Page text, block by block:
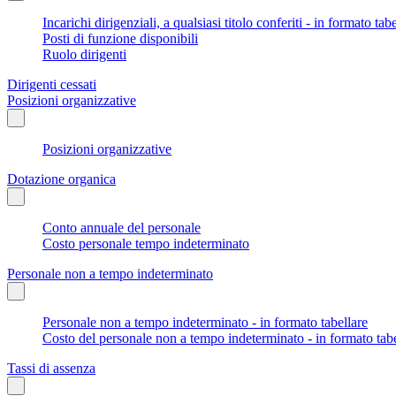
Incarichi dirigenziali, a qualsiasi titolo conferiti - in formato
Posti di funzione disponibili
Ruolo dirigenti
Dirigenti cessati
Posizioni organizzative
Posizioni organizzative
Dotazione organica
Conto annuale del personale
Costo personale tempo indeterminato
Personale non a tempo indeterminato
Personale non a tempo indeterminato - in formato tabellare
Costo del personale non a tempo indeterminato - in formato
Tassi di assenza